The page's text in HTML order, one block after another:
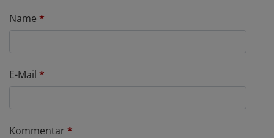
Name *
E-Mail *
Kommentar *